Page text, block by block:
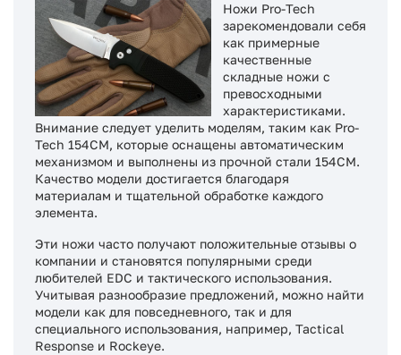
Ножи Pro-Tech
зарекомендовали себя
как примерные
качественные
складные ножи с
превосходными
характеристиками.
Внимание следует уделить моделям, таким как Pro-
Tech 154CM, которые оснащены автоматическим
механизмом и выполнены из прочной стали 154CM.
Качество модели достигается благодаря
материалам и тщательной обработке каждого
элемента.
Эти ножи часто получают положительные отзывы о
компании и становятся популярными среди
любителей EDC и тактического использования.
Учитывая разнообразие предложений, можно найти
модели как для повседневного, так и для
специального использования, например, Tactical
Response и Rockeye.